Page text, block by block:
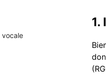
1.
vocale